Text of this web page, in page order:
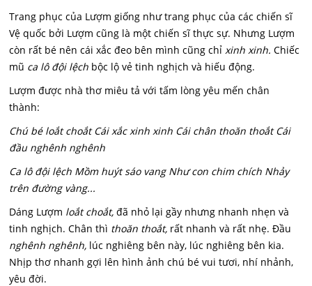
Trang phục của Lượm giống như trang phục của các chiến sĩ
Vệ quốc bởi Lượm cũng là một chiến sĩ thực sự. Nhưng Lượm
còn rất bé nên cái xắc đeo bên mình cũng chỉxinh xinh. Chiếc
mũ ca lô đội lệch bộc lộ vẻ tinh nghịch và hiếu động.
Lượm được nhà thơ miêu tả với tấm lòng yêu mến chân
thành:
Chú bé loắt choắt Cái xắc xinh xinh Cái chân thoăn thoắt Cái
đầu nghênh nghênh
Ca lô đội lệch Mồm huýt sáo vang Như con chim chích Nhảy
trên đường vàng...
Dáng Lượm loắt choắt, đã nhỏ lại gầy nhưng nhanh nhẹn và
tinh nghịch. Chân thì thoăn thoắt, rất nhanh và rất nhẹ. Đầu
nghênh nghênh, lúc nghiêng bên này, lúc nghiêng bên kia.
Nhịp thơ nhanh gợi lên hình ảnh chú bé vui tươi, nhí nhảnh,
yêu đời.